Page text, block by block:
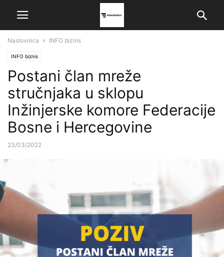
Naslovnica INFO biznis
INFO biznis
Postani član mreže
stručnjaka u sklopu
Inžinjerske komore Federacije
Bosne i Hercegovine
23/03/2022